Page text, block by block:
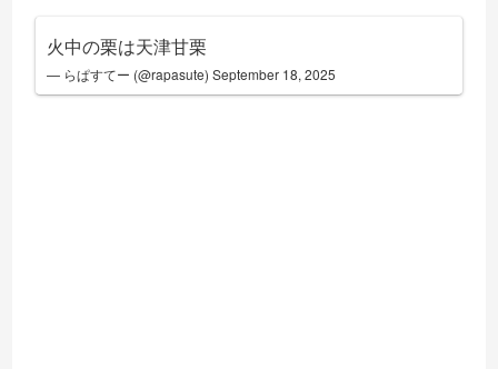
火中の栗は天津甘栗
— らぱすてー (@rapasute)September 18, 2025